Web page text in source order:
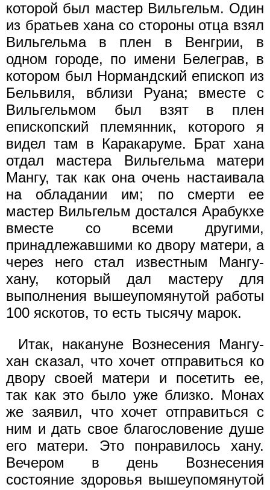
которой был мастер Вильгельм. Один
из братьев хана со стороны отца взял
Вильгельма в плен в Венгрии, в
одном городе, по имени Белеграв, в
котором был Нормандский епископ из
Бельвиля, вблизи Руана; вместе с
Вильгельмом был взят в плен
епископский племянник, которого я
видел там в Каракаруме. Брат хана
отдал мастера Вильгельма матери
Мангу, так как она очень настаивала
на обладании им; по смерти ее
мастер Вильгельм достался Арабукхе
вместе со всеми другими,
принадлежавшими ко двору матери, а
через него стал известным Мангу-
хану, который дал мастеру для
выполнения вышеупомянутой работы
100 яскотов, то есть тысячу марок.
Итак, накануне Вознесения Мангу-
хан сказал, что хочет отправиться ко
двору своей матери и посетить ее,
так как это было уже близко. Монах
же заявил, что хочет отправиться с
ним и дать свое благословение душе
его матери. Это понравилось хану.
Вечером в день Вознесения
состояние здоровья вышеупомянутой